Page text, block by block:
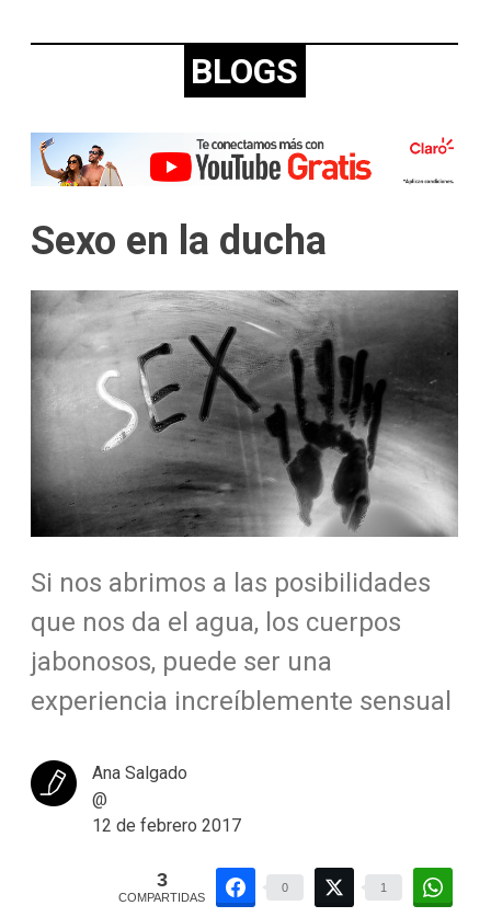
BLOGS
Sexo en la ducha
Si nos abrimos a las posibilidades
que nos da el agua, los cuerpos
jabonosos, puede ser una
experiencia increíblemente sensual
Ana Salgado
@
12 de febrero 2017
3
COMPARTIDAS
0 1